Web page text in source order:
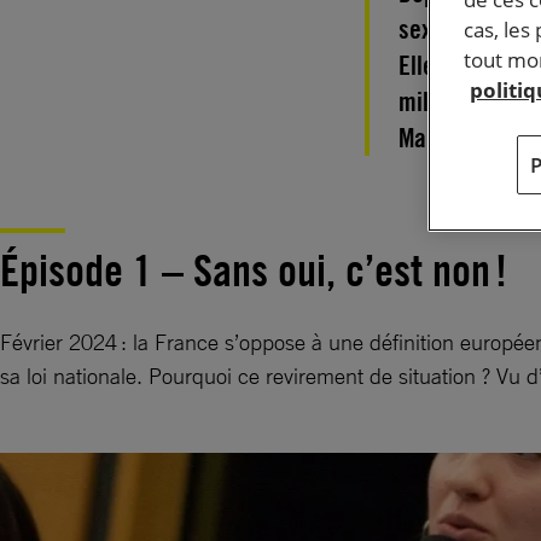
sexuelles
Elles
millénaires et
Mais elles,
Épisode 1 – Sans oui, c’est non !
Février 2024 : la France s’oppose à une définition
sa loi nationale. Pourquoi ce revirement de situation ? Vu
cas,
tout